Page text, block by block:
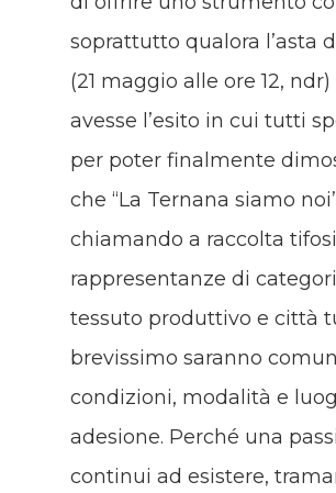
soprattutto qualora l’asta
(21 maggio alle ore 12, ndr)
avesse l’esito in cui tutti
per poter finalmente
che “La Ternana siamo
chiamando a raccolta
rappresentanze di
tessuto produttivo e città
brevissimo saranno
condizioni, modalità e
adesione. Perché una
continui ad esistere,